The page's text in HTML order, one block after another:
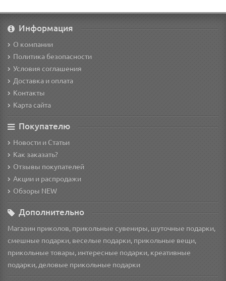
Информация
О компании
Политика безопасности
Условия соглашения
Доставка и оплата
Контакты
Карта сайта
Покупателю
Новости и Статьи
Как заказать?
Отзывы покупателей
Акции и распродажи
Обзоры NEW
Дополнительно
Магазин приколов, прикольные сувениры, шуточные подарки,
смешные подарки, веселые подарки, прикольные вещи,
прикольные товары, интересные подарки, креативные
подарки, деловые прикольные подарки